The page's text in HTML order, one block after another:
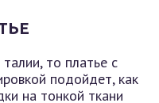
то платье с
подойдет, как
на тонкой ткани